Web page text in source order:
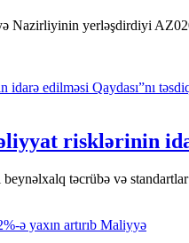
Nazirliyinin yerləşdirdiyi
risklərinin
təcrübə və standartlar
Maliyyə